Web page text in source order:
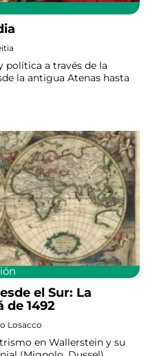
política a través de la
la antigua Atenas hasta
el Sur: La
de 1492
Losacco
en Wallerstein y su